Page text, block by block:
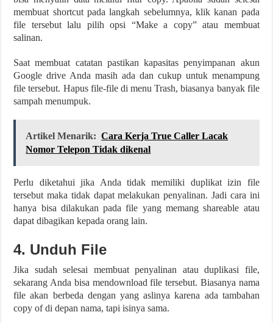
membuat shortcut pada langkah sebelumnya, klik kanan pada
file tersebut lalu pilih opsi “Make a copy” atau membuat
salinan.
Saat membuat catatan pastikan kapasitas penyimpanan akun
Google drive Anda masih ada dan cukup untuk menampung
file tersebut. Hapus file-file di menu Trash, biasanya banyak file
sampah menumpuk.
Artikel Menarik: Cara Kerja True Caller Lacak
Nomor Telepon Tidak dikenal
Perlu diketahui jika Anda tidak memiliki duplikat izin file
tersebut maka tidak dapat melakukan penyalinan. Jadi cara ini
hanya bisa dilakukan pada file yang memang shareable atau
dapat dibagikan kepada orang lain.
4. Unduh File
Jika sudah selesai membuat penyalinan atau duplikasi file,
sekarang Anda bisa mendownload file tersebut. Biasanya nama
file akan berbeda dengan yang aslinya karena ada tambahan
copy of di depan nama, tapi isinya sama.